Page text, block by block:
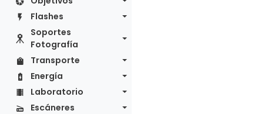
Flashes
Soportes
Fotografía
Transporte
Energía
Laboratorio
Escáneres